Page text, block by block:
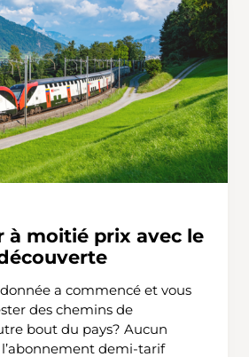
à moitié prix avec le
a commencé et vous
des chemins de
bout du pays? Aucun
demi-tarif